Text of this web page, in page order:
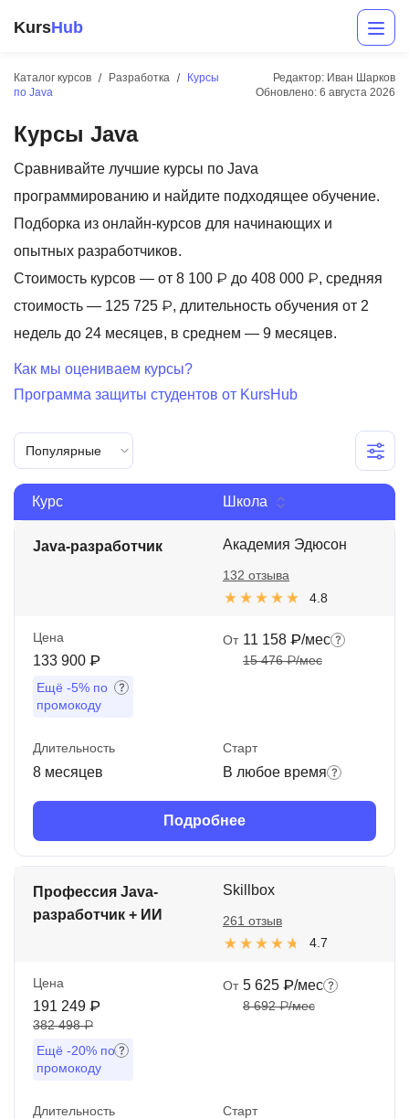
KursHub
Каталог курсов Разработка
Курсы
по Java
Редактор: Иван Шарков
Обновлено: 6 августа 2026
Курсы Java
Сравнивайте лучшие курсы по Java
программированию и найдите подходящее обучение.
Подборка из онлайн-курсов для начинающих и
опытных разработчиков.
Стоимость курсов — от 8 100 ₽ до 408 000 ₽, средняя
стоимость — 125 725 ₽, длительность обучения от 2
недель до 24 месяцев, в среднем — 9 месяцев.
Как мы оцениваем курсы?
Программа защиты студентов от KursHub
Популярные
Курс Школа
Java-разработчик Академия Эдюсон
4.8
132 отзыва
Цена
133 900 ₽
Ещё -5% по
промокоду
От 11 158 ₽/мес
15 476 ₽/мес
Длительность
8 месяцев
Старт
В любое время
Подробнее
Профессия Java-
разработчик + ИИ
Skillbox
4.7
261 отзыв
Цена
191 249 ₽
382 498 ₽
Ещё -20% по
промокоду
От 5 625 ₽/мес
8 692 ₽/мес
Длительность Старт
Разработка
Маркетинг
Аналитика
Менеджмент
Иностранные языки
Soft Skills
ДПО
Детям